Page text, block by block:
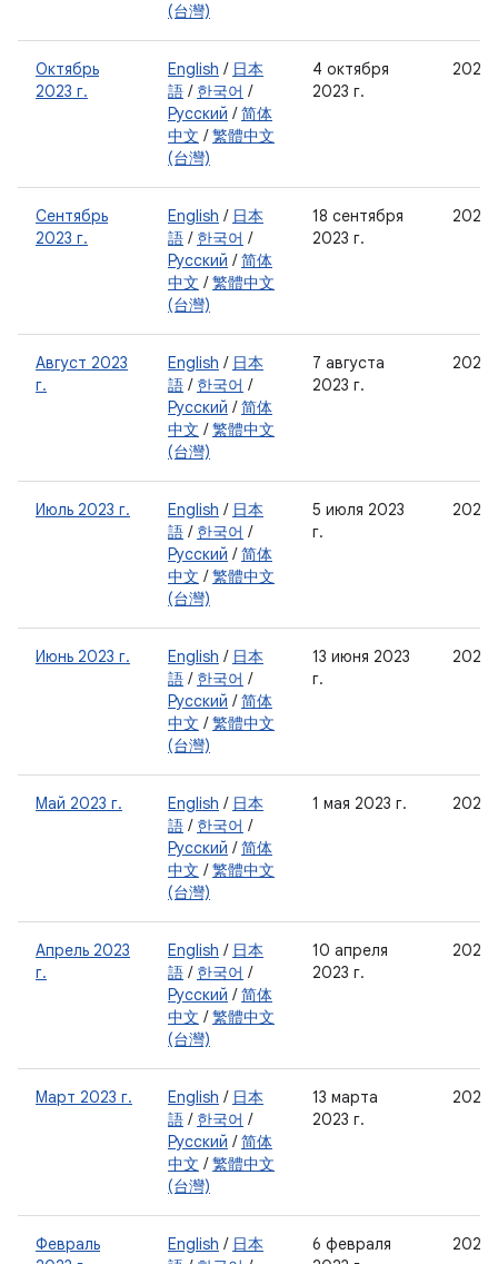
(台灣)
Октябрь
2023 г.
English / 日本
語 / 한국어 /
Русский /简体
中文 /繁體中文
(台灣)
4 октября
2023 г.
Сентябрь
2023 г.
English / 日本
語 / 한국어 /
Русский /简体
中文 /繁體中文
(台灣)
18 сентября
2023 г.
Август 2023
г.
English / 日本
語 / 한국어 /
Русский /简体
中文 /繁體中文
(台灣)
7 августа
2023 г.
Июль 2023 г. English / 日本
語 / 한국어 /
Русский /简体
中文 /繁體中文
(台灣)
5 июля 2023
г.
Июнь 2023 г. English / 日本
語 / 한국어 /
Русский /简体
中文 /繁體中文
(台灣)
13 июня 2023
г.
Май 2023 г. English / 日本
語 / 한국어 /
Русский /简体
中文 /繁體中文
(台灣)
1 мая 2023 г.
Апрель 2023
г.
English / 日本
語 / 한국어 /
Русский /简体
中文 /繁體中文
(台灣)
10 апреля
2023 г.
Март 2023 г. English / 日本
語 / 한국어 /
Русский /简体
中文 /繁體中文
(台灣)
13 марта
2023 г.
Февраль
English / 日本
6 февраля